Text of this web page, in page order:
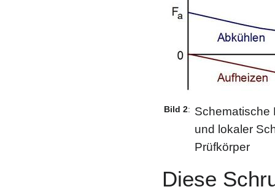
Bild 2: Schematische
und lokaler
Prüfkörper
Diese